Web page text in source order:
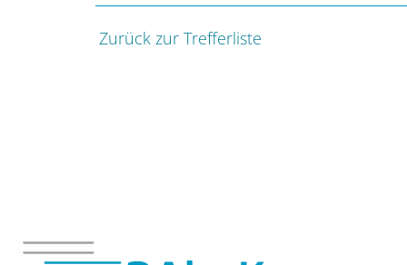
Zurück zur Trefferliste